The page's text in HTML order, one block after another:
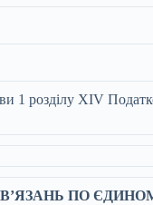
1 розділу XIV
ПО